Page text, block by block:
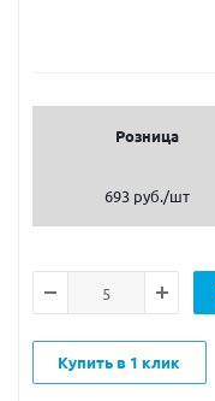
Розница
693 руб./шт
Купить в 1 клик